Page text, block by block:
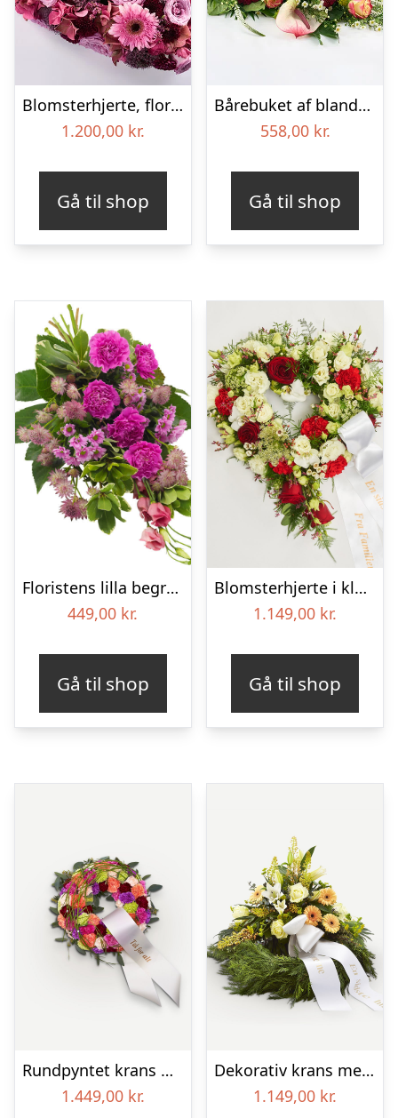
Blomsterhjerte, floristens valg – Blomster til begravelse
1.200,00 kr.
Gå til shop
Bårebuket af blandede blomster – Blomster til begravelse
558,00 kr.
Gå til shop
Floristens lilla begravelses­buket
449,00 kr.
Gå til shop
Blomsterhjerte i klassisk stil med bånd
1.149,00 kr.
Gå til shop
Rundpyntet krans med bånd
1.449,00 kr.
Dekorativ krans med bånd
1.149,00 kr.